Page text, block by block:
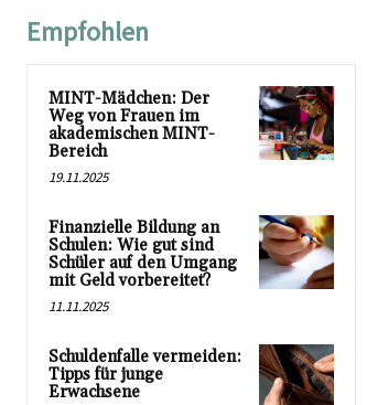
Empfohlen
MINT-Mädchen: Der
Weg von Frauen im
akademischen MINT-
Bereich
19.11.2025
Finanzielle Bildung an
Schulen: Wie gut sind
Schüler auf den Umgang
mit Geld vorbereitet?
11.11.2025
Schuldenfalle vermeiden:
Tipps für junge
Erwachsene